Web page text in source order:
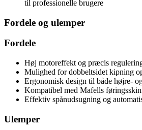
til professionelle brugere
Fordele og ulemper
Fordele
Høj motoreffekt og præcis
Mulighed for dobbeltsidet kipning
Ergonomisk design til både højre-
Kompatibel med Mafells
Effektiv spånudsugning og
Ulemper